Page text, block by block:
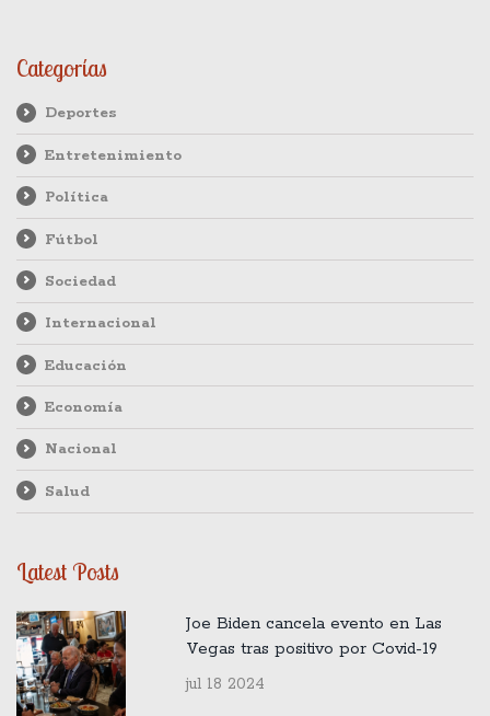
Categorías
Deportes
Entretenimiento
Política
Fútbol
Sociedad
Internacional
Educación
Economía
Nacional
Salud
Latest Posts
Joe Biden cancela evento en Las
Vegas tras positivo por Covid-19
jul 18 2024